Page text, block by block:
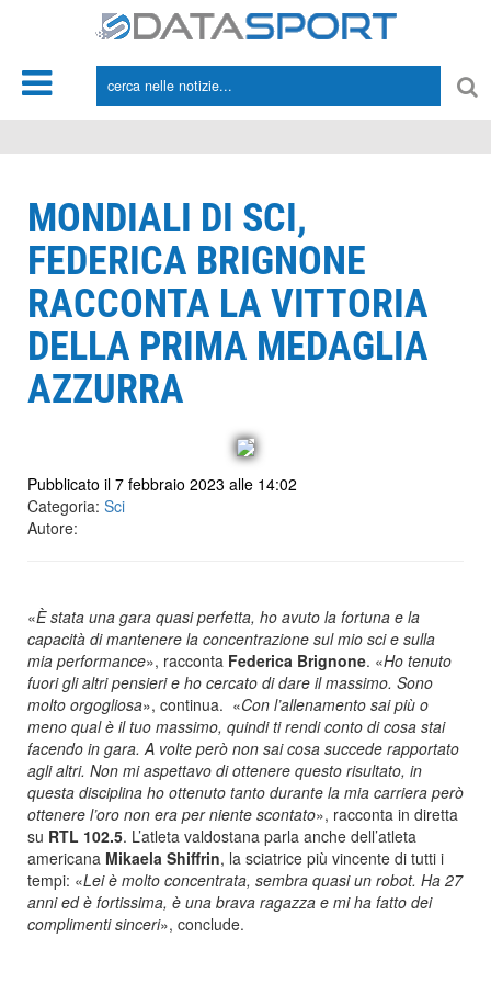
MONDIALI DI SCI,
FEDERICA BRIGNONE
RACCONTA LA VITTORIA
DELLA PRIMA MEDAGLIA
AZZURRA
Pubblicato il 7 febbraio 2023 alle 14:02
Categoria: Sci
Autore:
«È stata una gara quasi perfetta, ho avuto la fortuna e la
capacità di mantenere la concentrazione sul mio sci e sulla
mia performance», racconta Federica Brignone. «Ho tenuto
fuori gli altri pensieri e ho cercato di dare il massimo. Sono
molto orgogliosa», continua. «Con l’allenamento sai più o
meno qual è il tuo massimo, quindi ti rendi conto di cosa stai
facendo in gara. A volte però non sai cosa succede rapportato
agli altri. Non mi aspettavo di ottenere questo risultato, in
questa disciplina ho ottenuto tanto durante la mia carriera però
ottenere l’oro non era per niente scontato», racconta in diretta
su RTL 102.5. L’atleta valdostana parla anche dell’atleta
americana Mikaela Shiffrin, la sciatrice più vincente di tutti i
tempi: «Lei è molto concentrata, sembra quasi un robot. Ha 27
anni ed è fortissima, è una brava ragazza e mi ha fatto dei
complimenti sinceri», conclude.